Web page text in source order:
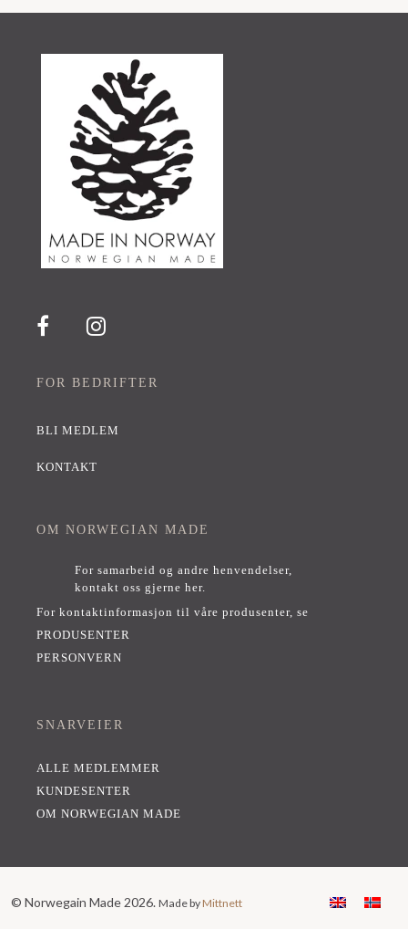
FOR BEDRIFTER
BLI MEDLEM
KONTAKT
OM NORWEGIAN MADE
For samarbeid og andre henvendelser,
kontakt oss gjerne her.
For kontaktinformasjon til våre produsenter, se
PRODUSENTER
PERSONVERN
SNARVEIER
ALLE MEDLEMMER
KUNDESENTER
OM NORWEGIAN MADE
© Norwegain Made 2026. Made byMittnett